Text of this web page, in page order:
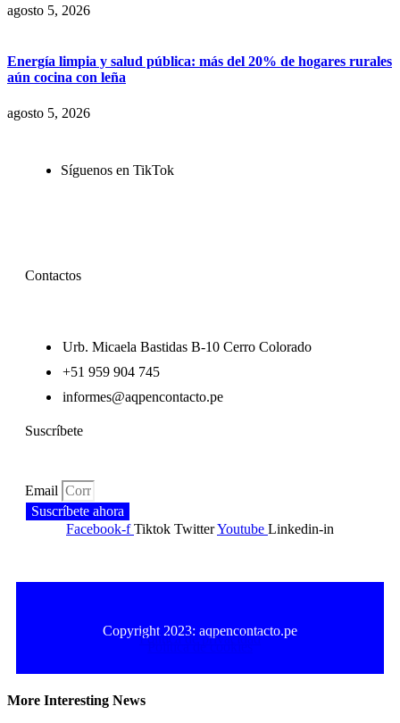
agosto 5, 2026
Energía limpia y salud pública: más del 20% de hogares rurales
aún cocina con leña
agosto 5, 2026
Síguenos en TikTok
Contactos
Urb. Micaela Bastidas B-10 Cerro Colorado
+51 959 904 745
informes@aqpencontacto.pe
Suscríbete
Email
Suscríbete ahora
Facebook-f Tiktok TwitterYoutube Linkedin-in
Copyright 2023: aqpencontacto.pe
Política de privacidad
More Interesting News